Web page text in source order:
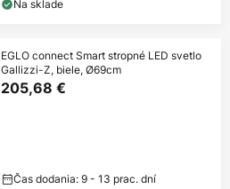
Na sklade
EGLO connect Smart stropné LED svetlo
Gallizzi-Z, biele, Ø69cm
205,68 €
Čas dodania: 9 - 13 prac. dní